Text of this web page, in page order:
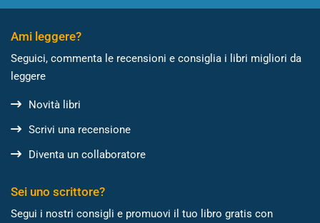
Ami leggere?
Seguici, commenta le recensioni e consiglia i libri migliori da
leggere
Novità libri
Scrivi una recensione
Diventa un collaboratore
Sei uno scrittore?
Segui i nostri consigli e promuovi il tuo libro gratis con